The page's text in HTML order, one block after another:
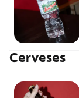
Cerveses